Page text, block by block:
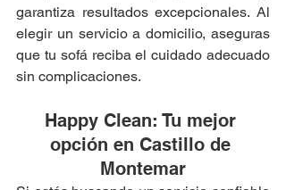
garantiza resultados excepcionales. Al
elegir un servicio a domicilio, aseguras
que tu sofá reciba el cuidado adecuado
sin complicaciones.
Happy Clean: Tu mejor
opción en Castillo de
Montemar